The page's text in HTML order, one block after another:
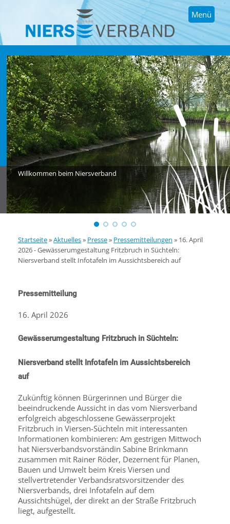
Menü
Willkommen beim Niersverband
Startseite»Aktuelles» Presse» Pressemitteilungen » 16. April
2026 - Gewässerumgestaltung Fritzbruch in Süchteln:
Niersverband stellt Infotafeln im Aussichtsbereich auf
Pressemitteilung
16. April 2026
Gewässerumgestaltung Fritzbruch in Süchteln:
Niersverband stellt Infotafeln im Aussichtsbereich
auf
Zukünftig können Bürgerinnen und Bürger die
beeindruckende Aussicht in das vom Niersverband
erfolgreich abgeschlossene Gewässerprojekt
Fritzbruch in Viersen-Süchteln mit interessanten
Informationen kombinieren: Am gestrigen Mittwoch
hat Niersverbandsvorständin Sabine Brinkmann
zusammen mit Rainer Röder, Dezernent für Planen,
Bauen und Umwelt beim Kreis Viersen und
stellvertretender Verbandsratsvorsitzender des
Niersverbands, drei Infotafeln auf dem
Aussichtshügel, der direkt an der Straße Fritzbruch
liegt, aufgestellt.